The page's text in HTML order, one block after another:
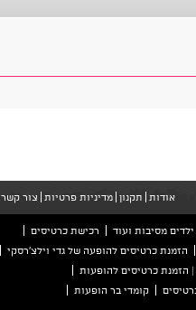
אודות תקנון מדיניות פרטיות צור קשר
מסיבות ועוד
רכישת כרטיסים
הזמנת כרטיסים להופעה של גדי וילצ'רסקי
הזמנת כרטיסים להופעות
קומדי בר הופעות